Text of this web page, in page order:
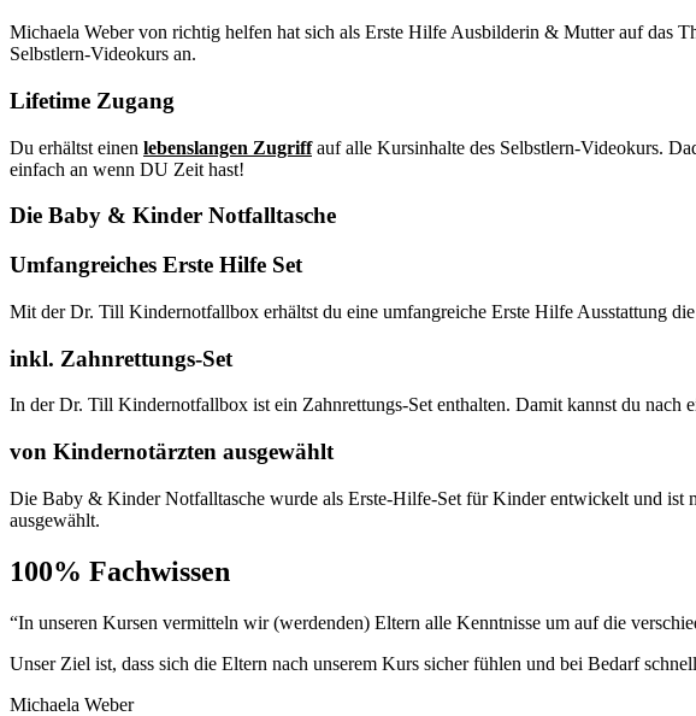
Michaela Weber von richtig helfen hat sich als Erste Hilfe Ausbilderin & Mutter auf das
Selbstlern-Videokurs an.
Lifetime Zugang
Du erhältst einen lebenslangen Zugriffauf alle Kursinhalte des Selbstlern-Videokurs.
einfach an wenn DU Zeit hast!
Die Baby & Kinder Notfalltasche
Umfangreiches Erste Hilfe Set
Mit der Dr. Till Kindernotfallbox erhältst du eine umfangreiche Erste Hilfe Ausstattung
inkl. Zahnrettungs-Set
In der Dr. Till Kindernotfallbox ist ein Zahnrettungs-Set enthalten. Damit kannst du
von Kindernotärzten ausgewählt
Die Baby & Kinder Notfalltasche wurde als Erste-Hilfe-Set für Kinder entwickelt und
ausgewählt.
100% Fachwissen
“In unseren Kursen vermitteln wir (werdenden) Eltern alle Kenntnisse um auf die
Unser Ziel ist, dass sich die Eltern nach unserem Kurs sicher fühlen und bei Bedarf
Michaela Weber